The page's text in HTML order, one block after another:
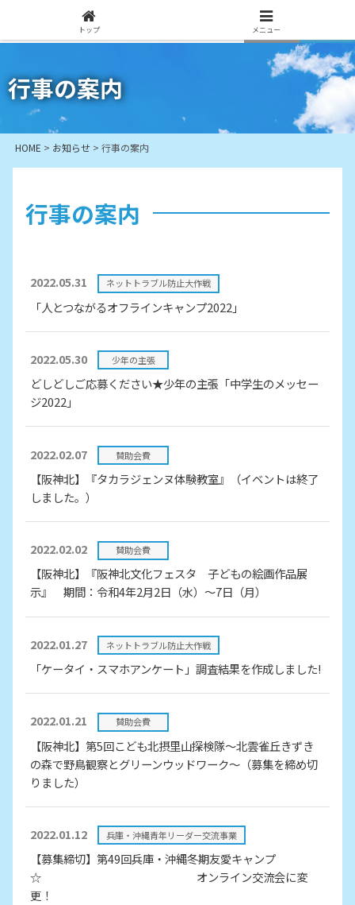
行事の案内
HOME > お知らせ >行事の案内
行事の案内
2022.05.31 ネットトラブル防止大作戦
「人とつながるオフラインキャンプ2022」
2022.05.30 少年の主張
どしどしご応募ください★少年の主張「中学生のメッセー
ジ2022」
2022.02.07 賛助会費
【阪神北】『タカラジェンヌ体験教室』（イベントは終了
しました。）
2022.02.02 賛助会費
【阪神北】『阪神北文化フェスタ 子どもの絵画作品展
示』 期間：令和4年2月2日（水）～7日（月）
2022.01.27 ネットトラブル防止大作戦
「ケータイ・スマホアンケート」調査結果を作成しました!
2022.01.21 賛助会費
【阪神北】第5回こども北摂里山探検隊～北雲雀丘きずき
の森で野鳥観察とグリーンウッドワーク～（募集を締め切
りました）
2022.01.12 兵庫・沖縄青年リーダー交流事業
【募集締切】第49回兵庫・沖縄冬期友愛キャンプ
☆ オンライン交流会に変
更！
トップ メニュー